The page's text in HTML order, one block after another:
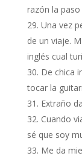
razón la
Una vez
de un viaje.
inglés cual
De chica
tocar la
Extraño
Cuando
sé que soy
Me da